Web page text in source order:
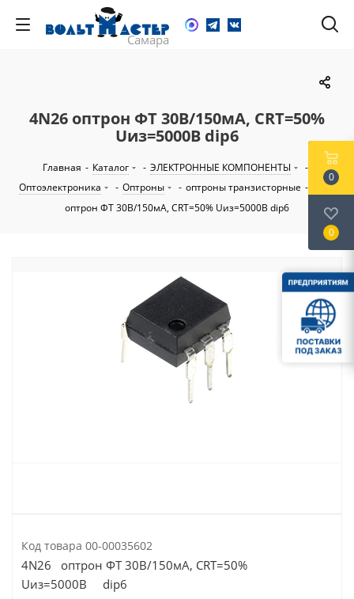
4N26 оптрон ФТ 30В/150мА, CRT=50%
Uиз=5000В dip6
Главная - Каталог - ЭЛЕКТРОННЫЕ КОМПОНЕНТЫ
-
Оптоэлектроника
- Оптроны - оптроны транзисторные -
4N26
оптрон ФТ 30В/150мА, CRT=50% Uиз=5000В dip6
Код товара 00-00035602
4N26 оптрон ФТ 30В/150мА, CRT=50%
Uиз=5000В dip6
0
0